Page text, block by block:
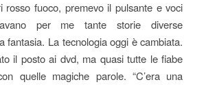
rosso fuoco, premevo il pulsante e voci
per me tante storie diverse
fantasia. La tecnologia oggi è cambiata.
il posto ai dvd, ma quasi tutte le fiabe
quelle magiche parole. “C’era una